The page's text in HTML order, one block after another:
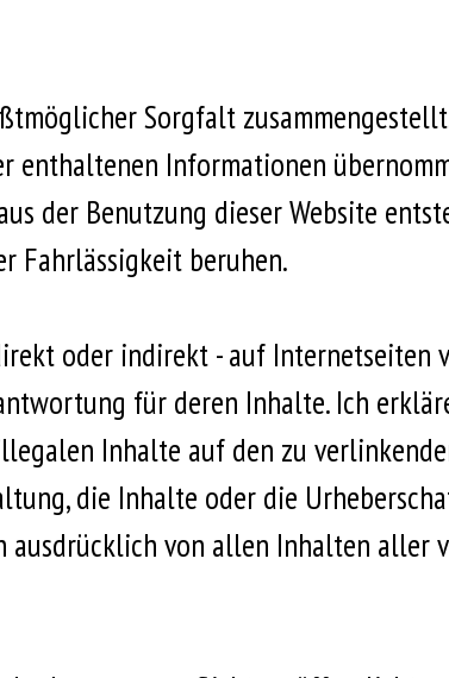
Sorgfalt
enthaltenen Informationen
der Benutzung dieser Website
Fahrlässigkeit beruhen.
oder indirekt - auf
für deren Inhalte. Ich
Inhalte auf den zu
die Inhalte oder die
ausdrücklich von allen Inhalten aller